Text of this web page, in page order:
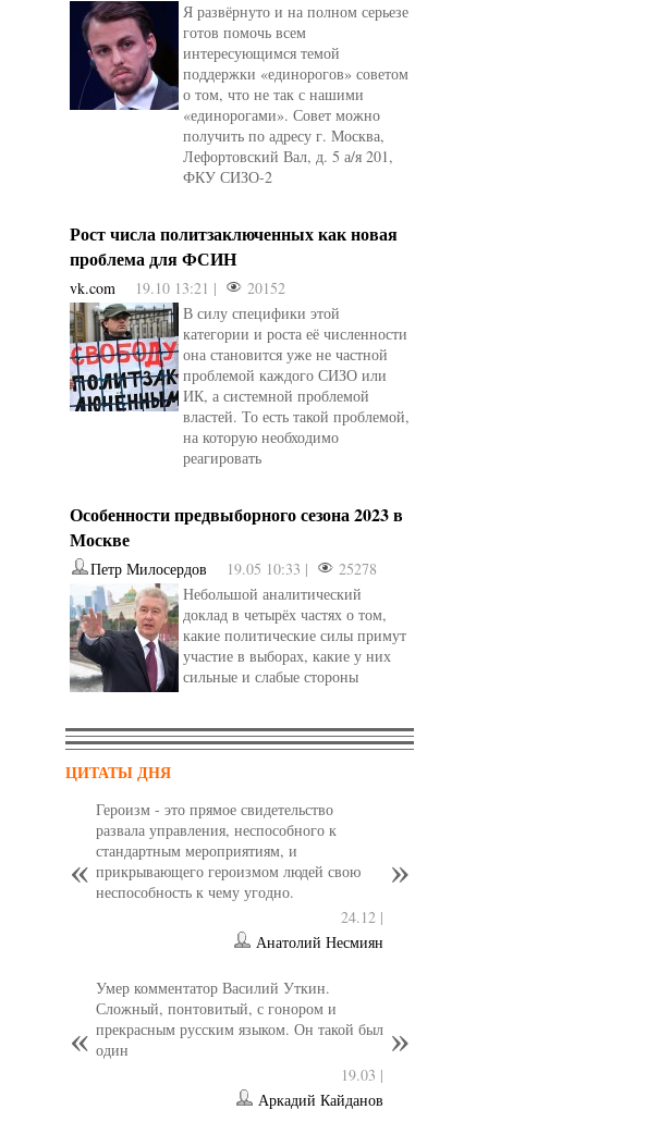
Я развёрнуто и на полном серьезе
готов помочь всем
интересующимся темой
поддержки «единорогов» советом
о том, что не так с нашими
«единорогами». Совет можно
получить по адресу г. Москва,
Лефортовский Вал, д. 5 а/я 201,
ФКУ СИЗО-2
Рост числа политзаключенных как новая
проблема для ФСИН
vk.com 19.10 13:21 |
20152
В силу специфики этой
категории и роста её численности
она становится уже не частной
проблемой каждого СИЗО или
ИК, а системной проблемой
властей. То есть такой проблемой,
на которую необходимо
реагировать
Особенности предвыборного сезона 2023 в
Москве
Петр Милосердов 19.05 10:33 |
25278
Небольшой аналитический
доклад в четырёх частях о том,
какие политические силы примут
участие в выборах, какие у них
сильные и слабые стороны
ЦИТАТЫ ДНЯ
Героизм - это прямое свидетельство
развала управления, неспособного к
стандартным мероприятиям, и
прикрывающего героизмом людей свою
неспособность к чему угодно.
24.12 |
Анатолий Несмиян
Умер комментатор Василий Уткин.
Сложный, понтовитый, с гонором и
прекрасным русским языком. Он такой был
один
19.03 |
Аркадий Кайданов